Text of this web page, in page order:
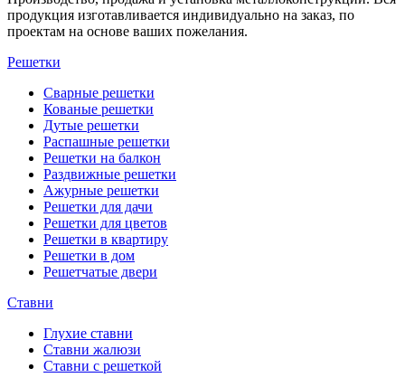
продукция изготавливается индивидуально на заказ, по
проектам на основе ваших пожелания.
Решетки
Сварные решетки
Кованые решетки
Дутые решетки
Распашные решетки
Решетки на балкон
Раздвижные решетки
Ажурные решетки
Решетки для дачи
Решетки для цветов
Решетки в квартиру
Решетки в дом
Решетчатые двери
Ставни
Глухие ставни
Ставни жалюзи
Ставни с решеткой